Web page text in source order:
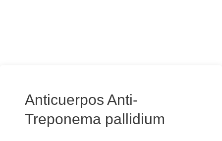
Anticuerpos Anti-
Treponema pallidium